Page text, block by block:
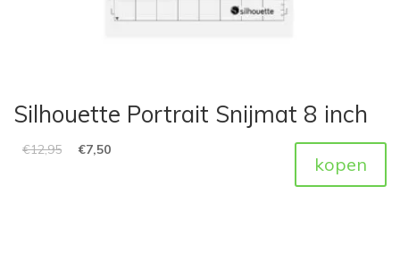
Silhouette Portrait Snijmat 8 inch
€12,95 €7,50
kopen